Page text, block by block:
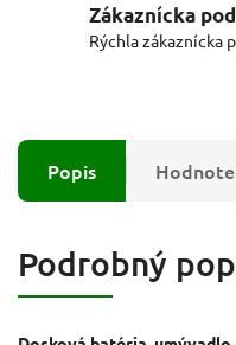
Zákaznícka
Rýchla zákaznícka
Popis
Podrobný